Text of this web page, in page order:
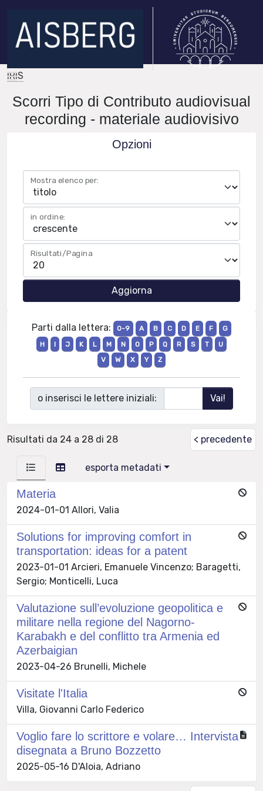
IRIS
Scorri Tipo di Contributo audiovisual
recording - materiale audiovisivo
Opzioni
Mostra elenco per:
in ordine:
Risultati/Pagina
Parti dalla lettera: 0-9 A B C D E F
G
H
I J K L M N O P Q R S T
U
V
W X Y Z
o inserisci le lettere iniziali:
Risultati da 24 a 28 di 28 < precedente
esporta metadati
Materia
2024-01-01 Allori, Valia
Solutions for improving comfort in
transportation: ideas for a patent
2023-01-01 Arcieri, Emanuele Vincenzo; Baragetti,
Sergio; Monticelli, Luca
Valutazione sull’evoluzione geopolitica e
militare nella regione del Nagorno-
Karabakh e del conflitto tra Armenia ed
Azerbaigian
2023-04-26 Brunelli, Michele
Visitate l'Italia
Villa, Giovanni Carlo Federico
Voglio fare lo scrittore e volare… Intervista
disegnata a Bruno Bozzetto
2025-05-16 D'Aloia, Adriano